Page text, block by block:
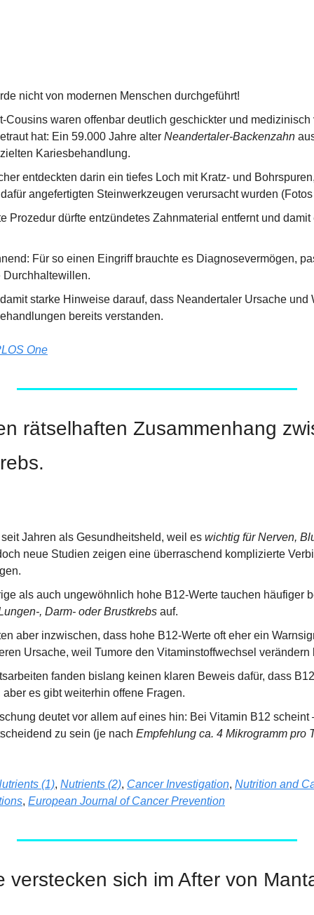
nicht von modernen Menschen durchgeführt!
Cousins waren offenbar deutlich geschickter und medizinisch
hat: Ein 59.000 Jahre alter Neandertaler-Backenzahn
Kariesbehandlung.
entdeckten darin ein tiefes Loch mit Kratz- und
angefertigten Steinwerkzeugen verursacht wurden
Prozedur dürfte entzündetes Zahnmaterial entfernt und
Für so einen Eingriff brauchte es Diagnosevermögen,
Durchhaltewillen.
starke Hinweise darauf, dass Neandertaler Ursache und
bereits verstanden.
One
rätselhaften Zusammenhang
Jahren als Gesundheitsheld, weil es wichtig für Nerven,
neue Studien zeigen eine überraschend komplizierte
als auch ungewöhnlich hohe B12-Werte tauchen häufiger
, Darm- oder Brustkrebs auf.
aber inzwischen, dass hohe B12-Werte oft eher ein
Ursache, weil Tumore den Vitaminstoffwechsel verändern
fanden bislang keinen klaren Beweis dafür, dass
es gibt weiterhin offene Fragen.
deutet vor allem auf eines hin: Bei Vitamin B12 scheint
zu sein (je nach Empfehlung ca. 4 Mikrogramm pro
(1), Nutrients (2), Cancer Investigation, Nutrition and
, European Journal of Cancer Prevention
verstecken sich im After von